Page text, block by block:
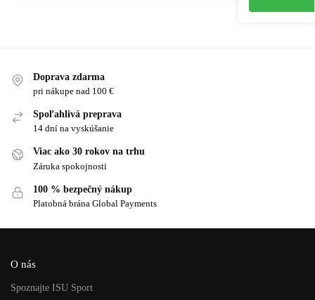
Doprava zdarma
pri nákupe nad 100 €
Spoľahlivá preprava
14 dní na vyskúšanie
Viac ako 30 rokov na trhu
Záruka spokojnosti
100 % bezpečný nákup
Platobná brána Global Payments
O nás
Spoznajte ISU Sport